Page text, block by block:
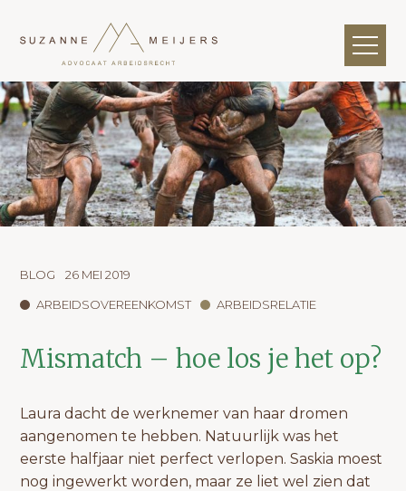
BLOG 26 MEI 2019
ARBEIDSOVEREENKOMST ARBEIDSRELATIE
Mismatch – hoe los je het op?
Laura dacht de werknemer van haar dromen
aangenomen te hebben. Natuurlijk was het
eerste halfjaar niet perfect verlopen. Saskia moest
nog ingewerkt worden, maar ze liet wel zien dat